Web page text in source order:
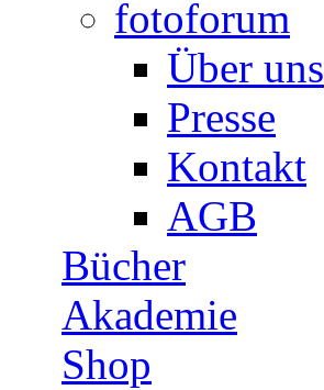
fotoforum
Über uns
Presse
Kontakt
AGB
Bücher
Akademie
Shop